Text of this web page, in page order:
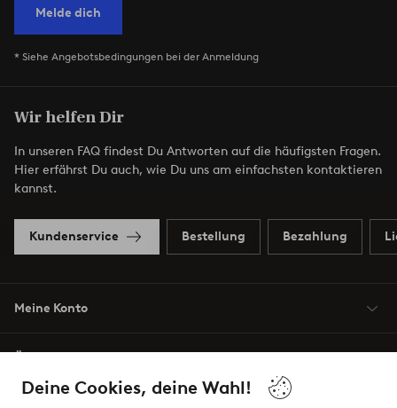
Deine Cookies, deine Wahl!
Melde dich
* Siehe Angebotsbedingungen bei der Anmeldung
Wir helfen Dir
In unseren FAQ findest Du Antworten auf die häufigsten Fragen.
Hier erfährst Du auch, wie Du uns am einfachsten kontaktieren
kannst.
Kundenservice Bestellung Bezahlung
Meine Konto